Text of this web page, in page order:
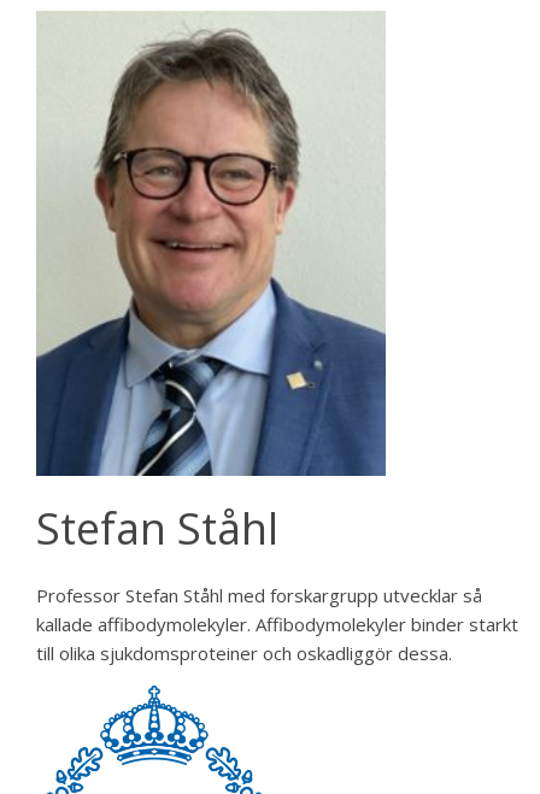
Stefan Ståhl
Professor Stefan Ståhl med forskargrupp utvecklar så
kallade affibodymolekyler. Affibodymolekyler binder starkt
till olika sjukdomsproteiner och oskadliggör dessa.